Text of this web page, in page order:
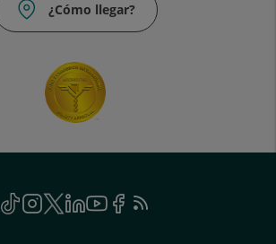
¿Cómo llegar?
TikTok
Este
enlace
Instagram
Este
enlace
Twitter
Este
enlace
Linkedin
EsteYoutube
Este
enlace
Facebook
Este
enlace
Feed
Este